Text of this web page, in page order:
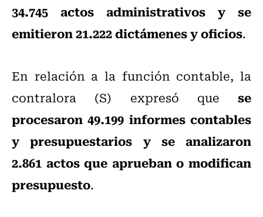
34.745 actos administrativos y se
emitieron 21.222 dictámenes y oficios.
En relación a la función contable, la
contralora (S) expresó que se
procesaron 49.199 informes contables
y presupuestarios y se analizaron
2.861 actos que aprueban o modifican
presupuesto.